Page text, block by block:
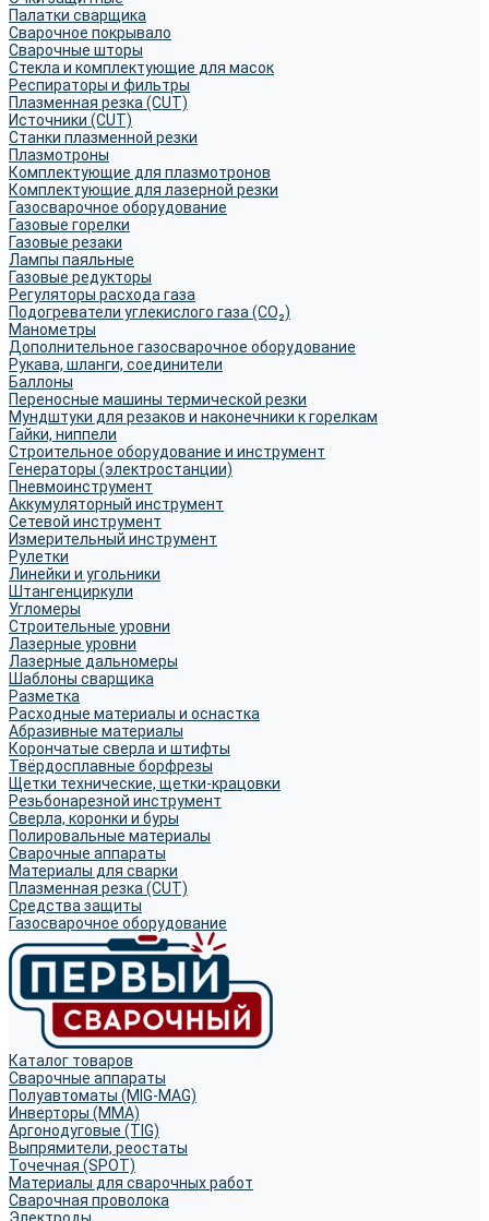
Палатки сварщика
Сварочное покрывало
Сварочные шторы
Стекла и комплектующие для масок
Респираторы и фильтры
Плазменная резка (CUT)
Источники (CUT)
Станки плазменной резки
Плазмотроны
Комплектующие для плазмотронов
Комплектующие для лазерной резки
Газосварочное оборудование
Газовые горелки
Газовые резаки
Лампы паяльные
Газовые редукторы
Регуляторы расхода газа
Подогреватели углекислого газа (CO₂)
Манометры
Дополнительное газосварочное оборудование
Рукава, шланги, соединители
Баллоны
Переносные машины термической резки
Мундштуки для резаков и наконечники к горелкам
Гайки, ниппели
Строительное оборудование и инструмент
Генераторы (электростанции)
Пневмоинструмент
Аккумуляторный инструмент
Сетевой инструмент
Измерительный инструмент
Рулетки
Линейки и угольники
Штангенциркули
Угломеры
Строительные уровни
Лазерные уровни
Лазерные дальномеры
Шаблоны сварщика
Разметка
Расходные материалы и оснастка
Абразивные материалы
Корончатые сверла и штифты
Твёрдосплавные борфрезы
Щетки технические, щетки-крацовки
Резьбонарезной инструмент
Сверла, коронки и буры
Полировальные материалы
Сварочные аппараты
Материалы для сварки
Плазменная резка (CUT)
Средства защиты
Газосварочное оборудование
Каталог товаров
Сварочные аппараты
Полуавтоматы (MIG-MAG)
Инверторы (MMA)
Аргонодуговые (TIG)
Выпрямители, реостаты
Точечная (SPOT)
Материалы для сварочных работ
Сварочная проволока